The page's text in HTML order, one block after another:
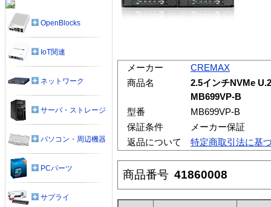
メーカー
CREMAX
商品名
2.5インチNVMe
MB699VP-B
型番
MB699VP-B
保証条件
メーカー保証
返品について
特定商取引法に基
商品番号 41860008
OpenBlocks
IoT関連
ネットワーク
サーバ・ストレージ
パソコン・周辺機器
PCパーツ
サプライ